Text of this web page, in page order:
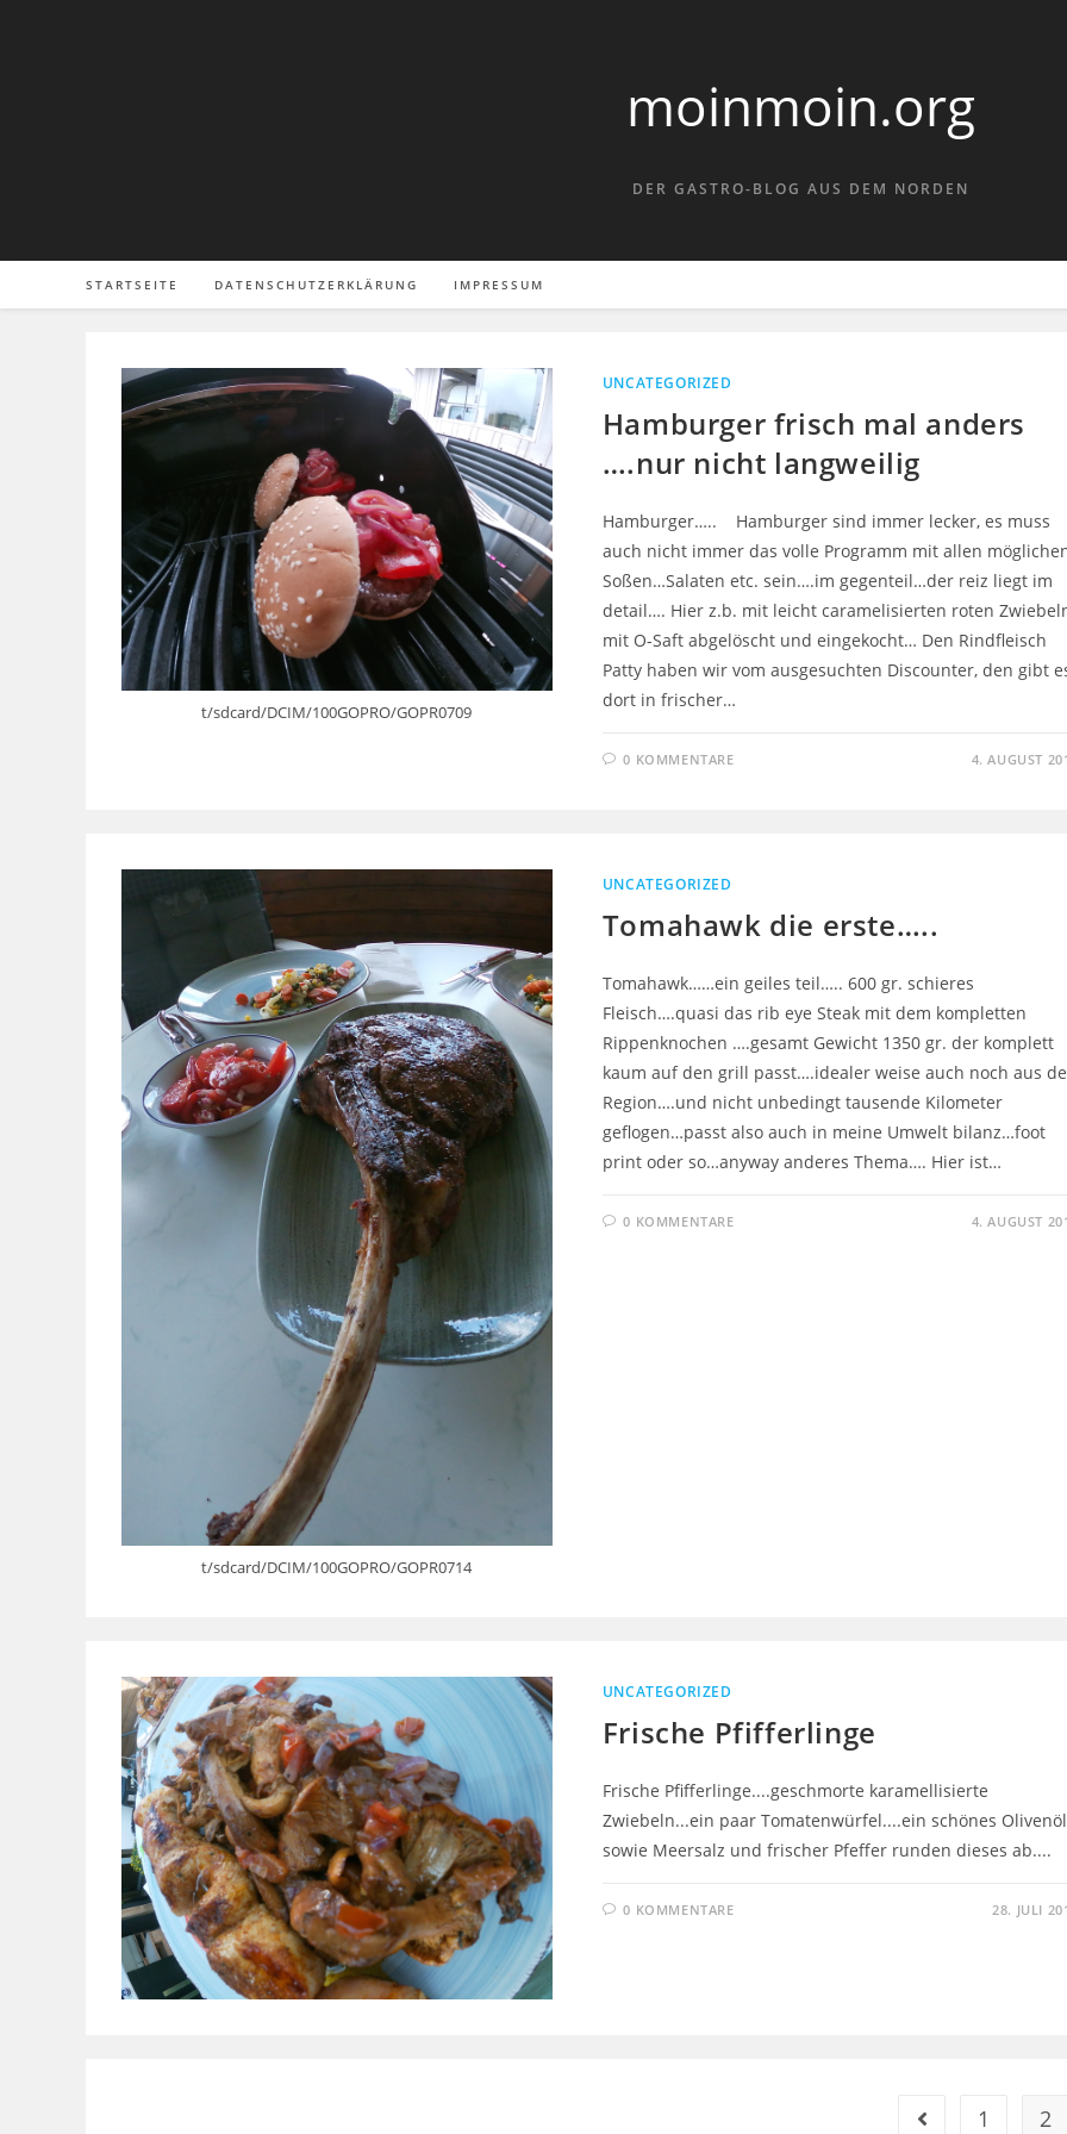
moinmoin.org
DER GASTRO-BLOG AUS DEM NORDEN
STARTSEITE DATENSCHUTZERKLÄRUNG IMPRESSUM
t/sdcard/DCIM/100GOPRO/GOPR0709
UNCATEGORIZED
Hamburger frisch mal anders
….nur nicht langweilig
Hamburger….. Hamburger sind immer lecker, es muss
auch nicht immer das volle Programm mit allen
Soßen…Salaten etc. sein….im gegenteil…der reiz liegt im
detail…. Hier z.b. mit leicht caramelisierten roten
mit O-Saft abgelöscht und eingekocht… Den Rindfleisch
Patty haben wir vom ausgesuchten Discounter, den gibt
dort in frischer…
0 KOMMENTARE 4. AUGUST
t/sdcard/DCIM/100GOPRO/GOPR0714
UNCATEGORIZED
Tomahawk die erste…..
Tomahawk……ein geiles teil….. 600 gr. schieres
Fleisch….quasi das rib eye Steak mit dem kompletten
Rippenknochen ….gesamt Gewicht 1350 gr. der komplett
kaum auf den grill passt….idealer weise auch noch aus
Region….und nicht unbedingt tausende Kilometer
geflogen…passt also auch in meine Umwelt bilanz…foot
print oder so…anyway anderes Thema…. Hier ist…
0 KOMMENTARE 4. AUGUST
UNCATEGORIZED
Frische Pfifferlinge
Frische Pfifferlinge....geschmorte karamellisierte
Zwiebeln...ein paar Tomatenwürfel....ein schönes Olivenöl
sowie Meersalz und frischer Pfeffer runden dieses ab....
0 KOMMENTARE 28. JULI
Gehe zur
1 2